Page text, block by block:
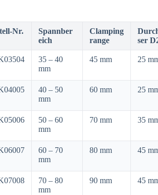
Nr.
Spannber
eich
Clamping
range
ser
35 – 40
mm
45 mm 25
40 – 50
mm
60 mm 25
50 – 60
mm
70 mm 35
60 – 70
mm
80 mm 45
70 – 80
mm
90 mm 45